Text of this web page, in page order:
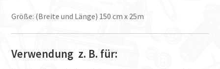
Größe: (Breite und Länge) 150 cm x 25m
Verwendung z. B. für: